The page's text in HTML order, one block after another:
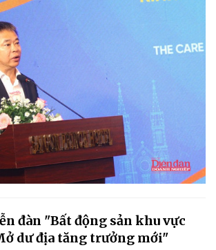
đàn "Bất động sản khu vực
dư địa tăng trưởng mới"